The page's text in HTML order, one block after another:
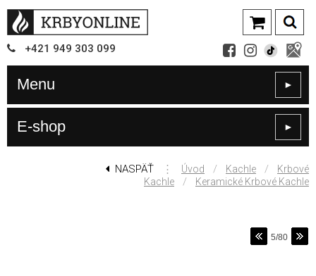
+421 949 303 099
Menu ►
E-shop ►
NASPÄŤ ⋮ Úvod / Kachle /
Krbové
Kachle
/ Keramické Krbové Kachle
5/80